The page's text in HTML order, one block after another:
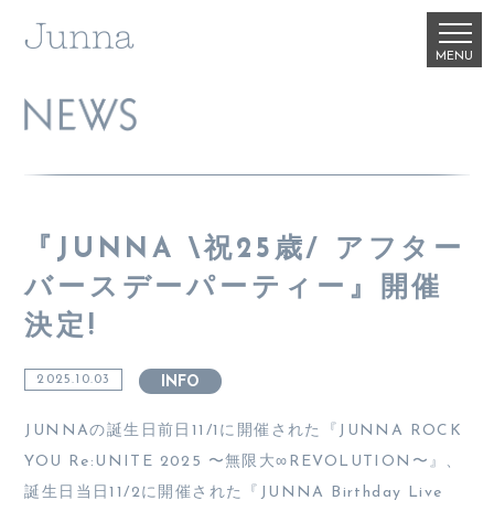
『JUNNA \祝25歳/ アフター
バースデーパーティー』開催
決定!
2025.10.03 INFO
JUNNAの誕生日前日11/1に開催された『JUNNA ROCK
YOU Re:UNITE 2025 〜無限大∞REVOLUTION〜』、
誕生日当日11/2に開催された『JUNNA Birthday Live